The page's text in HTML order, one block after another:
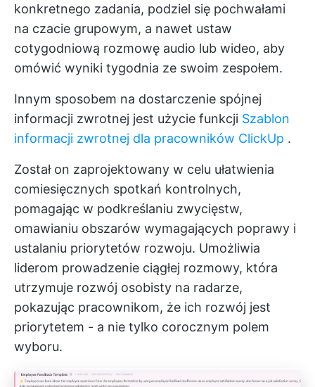
konkretnego zadania, podziel się pochwałami
na czacie grupowym, a nawet ustaw
cotygodniową rozmowę audio lub wideo, aby
omówić wyniki tygodnia ze swoim zespołem.
Innym sposobem na dostarczenie spójnej
informacji zwrotnej jest użycie funkcji Szablon
informacji zwrotnej dla pracowników ClickUp .
Został on zaprojektowany w celu ułatwienia
comiesięcznych spotkań kontrolnych,
pomagając w podkreślaniu zwycięstw,
omawianiu obszarów wymagających poprawy i
ustalaniu priorytetów rozwoju. Umożliwia
liderom prowadzenie ciągłej rozmowy, która
utrzymuje rozwój osobisty na radarze,
pokazując pracownikom, że ich rozwój jest
priorytetem - a nie tylko corocznym polem
wyboru.